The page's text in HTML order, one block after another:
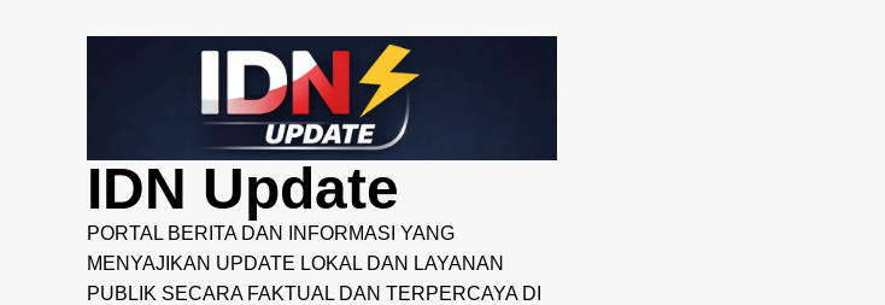
IDN Update
PORTAL BERITA DAN INFORMASI YANG
MENYAJIKAN UPDATE LOKAL DAN LAYANAN
PUBLIK SECARA FAKTUAL DAN TERPERCAYA DI